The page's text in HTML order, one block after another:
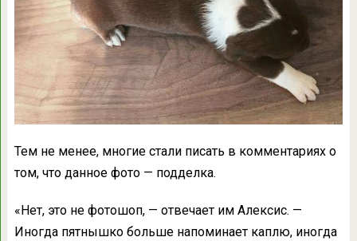
Тем не менее, многие стали писать в комментариях о
том, что данное фото — подделка.
«Нет, это не фотошоп, — отвечает им Алексис. —
Иногда пятнышко больше напоминает каплю, иногда